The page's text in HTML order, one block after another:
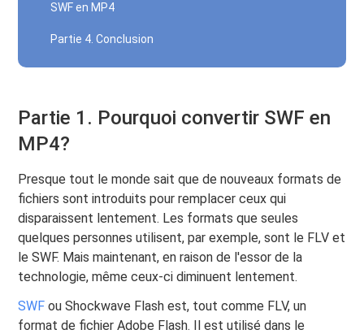
SWF en MP4
Partie 4. Conclusion
Partie 1. Pourquoi convertir SWF en
MP4?
Presque tout le monde sait que de nouveaux formats de
fichiers sont introduits pour remplacer ceux qui
disparaissent lentement. Les formats que seules
quelques personnes utilisent, par exemple, sont le FLV et
le SWF. Mais maintenant, en raison de l'essor de la
technologie, même ceux-ci diminuent lentement.
SWF ou Shockwave Flash est, tout comme FLV, un
format de fichier Adobe Flash. Il est utilisé dans le